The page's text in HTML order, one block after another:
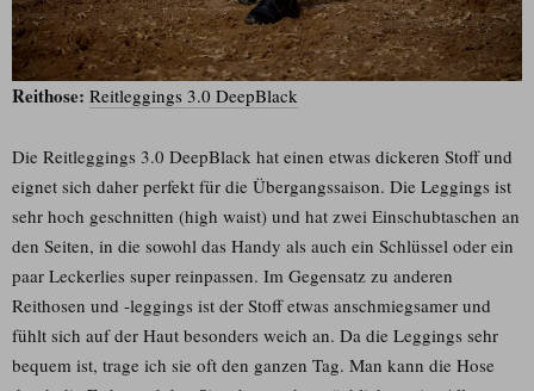
Reithose: Reitleggings 3.0 DeepBlack
Die Reitleggings 3.0 DeepBlack hat einen etwas dickeren Stoff und
eignet sich daher perfekt für die Übergangssaison. Die Leggings ist
sehr hoch geschnitten (high waist) und hat zwei Einschubtaschen an
den Seiten, in die sowohl das Handy als auch ein Schlüssel oder ein
paar Leckerlies super reinpassen. Im Gegensatz zu anderen
Reithosen und -leggings ist der Stoff etwas anschmiegsamer und
fühlt sich auf der Haut besonders weich an. Da die Leggings sehr
bequem ist, trage ich sie oft den ganzen Tag. Man kann die Hose